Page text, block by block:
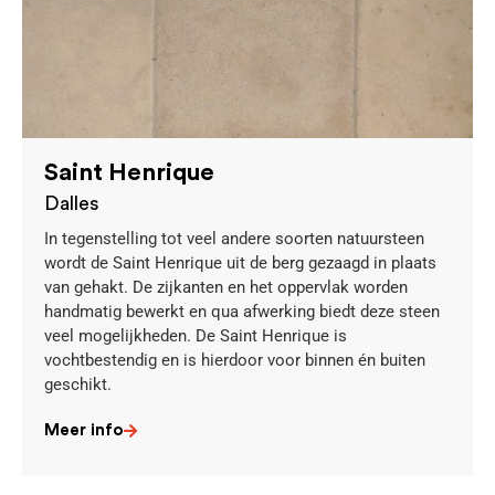
Saint Henrique
Dalles
In tegenstelling tot veel andere soorten natuursteen
wordt de Saint Henrique uit de berg gezaagd in plaats
van gehakt. De zijkanten en het oppervlak worden
handmatig bewerkt en qua afwerking biedt deze steen
veel mogelijkheden. De Saint Henrique is
vochtbestendig en is hierdoor voor binnen én buiten
geschikt.
Meer info